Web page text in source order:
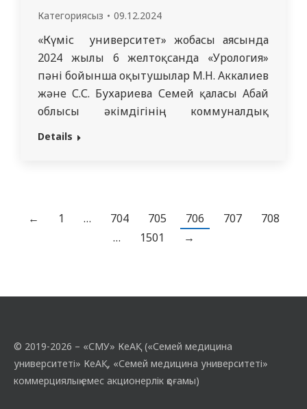
Категориясыз 09.12.2024
«Күміс университет» жобасы аясында
2024 жылы 6 желтоқсанда «Урология»
пәні бойынша оқытушылар М.Н. Аккалиев
және С.С. Бухариева Семей қаласы Абай
облысы әкімдігінің коммуналдық
мемлекеттік мекемесі «Арнайы
студенттері қатысты. Сондай-ақ
«Урология және андрология»
Details
← 1 … 704 705 706 707
708
…
1501 →
© 2019-2026 – «СМУ» КеАҚ («Семей медицина
университеті» КеАҚ, «Семей медицина университеті»
коммерциялық емес акционерлік қоғамы)